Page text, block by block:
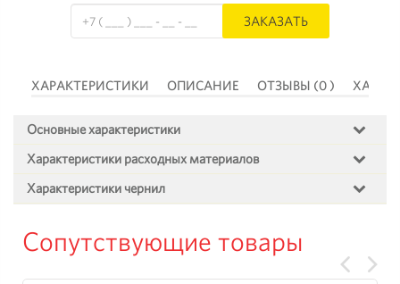
ЗАКАЗАТЬ
ХАРАКТЕРИСТИКИ ОПИСАНИЕ ОТЗЫВЫ (0 )
Основные характеристики
Характеристики расходных материалов
Характеристики чернил
Сопутствующие товары